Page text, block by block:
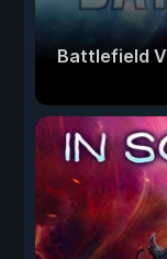
Battlefield V